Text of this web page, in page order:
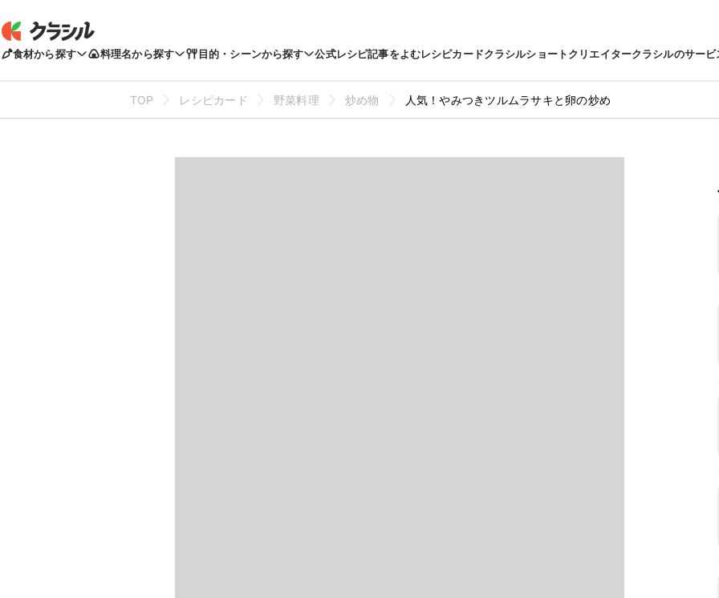
食材から探す 料理名から探す 目的・シーンから探す 公式レシピ記事をよむレシピカードクラシルショートクリエイタークラシルのサービ
TOP レシピカード 野菜料理 炒め物 人気！やみつきツルムラサキと卵の炒め